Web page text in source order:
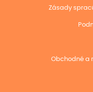
Zásady
Obchodné a